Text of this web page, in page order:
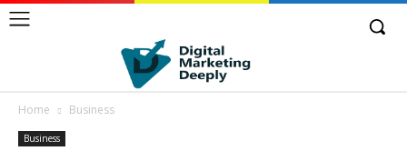
Home Business
Business